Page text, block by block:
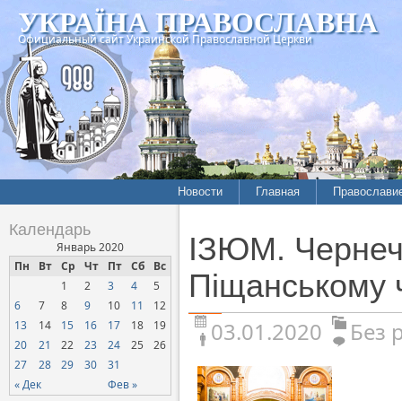
УКРАЇНА ПРАВОСЛАВНА
Официальный сайт Украинской Православной Церкви
Новости Главная
Календарь
Январь 2020
Пн
Вт Ср Чт Пт Сб Вс
« Дек Фев »
1 2 3 4
5
6
7 8 9 10 11
12
13
14 15 16 17 18
19
20
21 22 23 24 25
26
27
28 29 30 31
ІЗЮМ.
Піщанському
03.01.2020 Без